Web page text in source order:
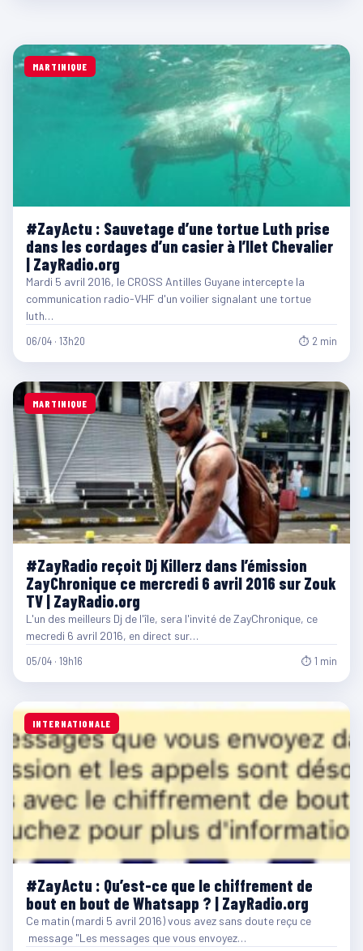
MARTINIQUE
#ZayActu : Sauvetage d’une tortue Luth prise
dans les cordages d’un casier à l’Ilet Chevalier
| ZayRadio.org
Mardi 5 avril 2016, le CROSS Antilles Guyane intercepte la
communication radio-VHF d'un voilier signalant une tortue
luth…
06/04 · 13h20 ⏱ 2 min
MARTINIQUE
#ZayRadio reçoit Dj Killerz dans l’émission
ZayChronique ce mercredi 6 avril 2016 sur Zouk
TV | ZayRadio.org
L'un des meilleurs Dj de l'île, sera l'invité de ZayChronique, ce
mecredi 6 avril 2016, en direct sur…
05/04 · 19h16 ⏱ 1 min
INTERNATIONALE
#ZayActu : Qu’est-ce que le chiffrement de
bout en bout de Whatsapp ? | ZayRadio.org
Ce matin (mardi 5 avril 2016) vous avez sans doute reçu ce
message "Les messages que vous envoyez…